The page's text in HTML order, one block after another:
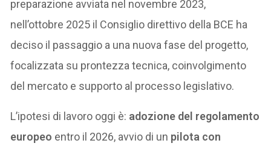
preparazione avviata nel novembre 2023,
nell’ottobre 2025 il Consiglio direttivo della BCE ha
deciso il passaggio a una nuova fase del progetto,
focalizzata su prontezza tecnica, coinvolgimento
del mercato e supporto al processo legislativo.
L’ipotesi di lavoro oggi è: adozione del regolamento
europeo entro il 2026, avvio di un pilota con